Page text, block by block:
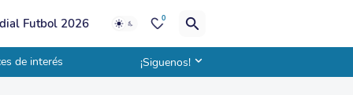
Futbol 2026 0
de interés ¡Siguenos!